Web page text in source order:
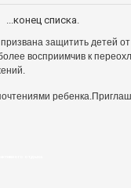
защитить детей
восприимчив к
ребенка.
...конец списка.